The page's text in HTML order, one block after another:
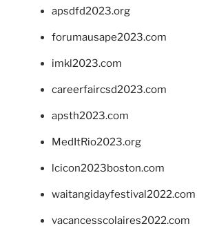
apsdfd2023.org
forumausape2023.com
imkl2023.com
careerfaircsd2023.com
apsth2023.com
MedItRio2023.org
lcicon2023boston.com
waitangidayfestival2022.com
vacancesscolaires2022.com